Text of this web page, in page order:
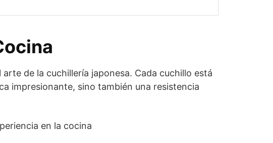
de la cuchillería japonesa. Cada cuchillo está
impresionante, sino también una resistencia
en la cocina